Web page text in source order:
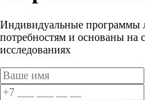
Индивидуальные программы
потребностям и основаны на
исследованиях